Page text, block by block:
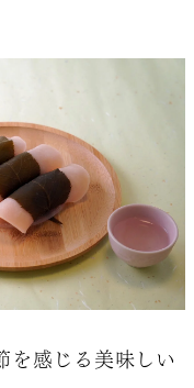
を感じる美味しい